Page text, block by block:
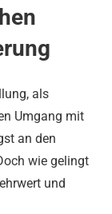
als
Umgang mit
an den
wie gelingt
und